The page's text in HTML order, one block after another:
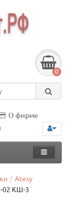
0
О фирме
Atesy
02 КШ-3